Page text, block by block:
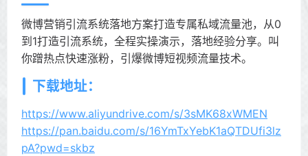
微博营销引流系统落地方案打造专属私域流量池，从0
到1打造引流系统，全程实操演示，落地经验分享。叫
你蹭热点快速涨粉，引爆微博短视频流量技术。
下载地址：
https://www.aliyundrive.com/s/3sMK68xWMEN
https://pan.baidu.com/s/16YmTxYebK1aQTDUfi3lz
pA?pwd=skbz